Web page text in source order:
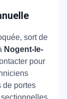
sort de
Nogent-le-
pour
de portes